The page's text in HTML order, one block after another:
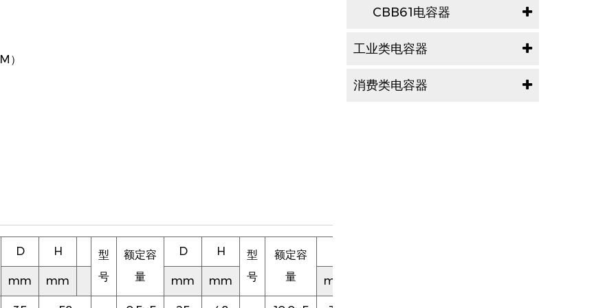
）
D H
型
号
额定容
量
D H
型
号
额定容
量
mm mm mm mm mm
CBB61电容器
工业类电容器
消费类电容器